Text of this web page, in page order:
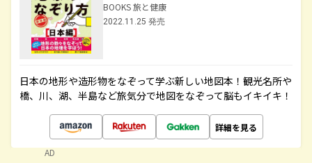
BOOKS 旅と健康
2022.11.25 発売
日本の地形や造形物をなぞって学ぶ新しい地図本！観光名所や
橋、川、湖、半島など旅気分で地図をなぞって脳もイキイキ！
詳細を見る
AD